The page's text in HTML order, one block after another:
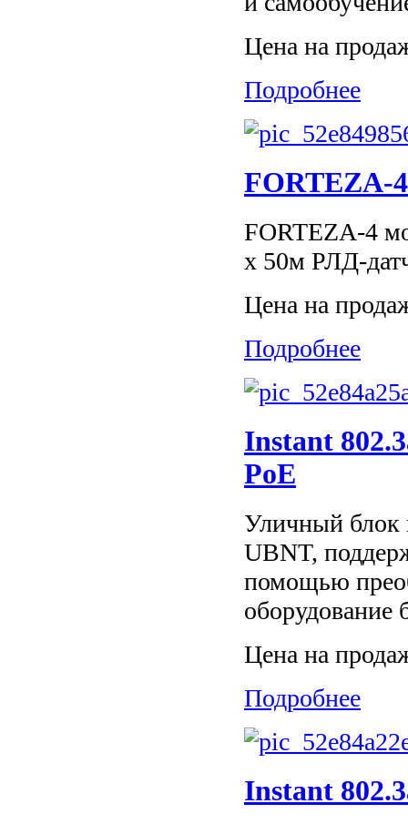
Цена на
Подробнее
FORTEZA-
FORTEZA-4
х 50м РЛД-
Цена на
Подробнее
Instant
PoE
Уличный блок
UBNT,
помощью
оборудование
Цена на
Подробнее
Instant